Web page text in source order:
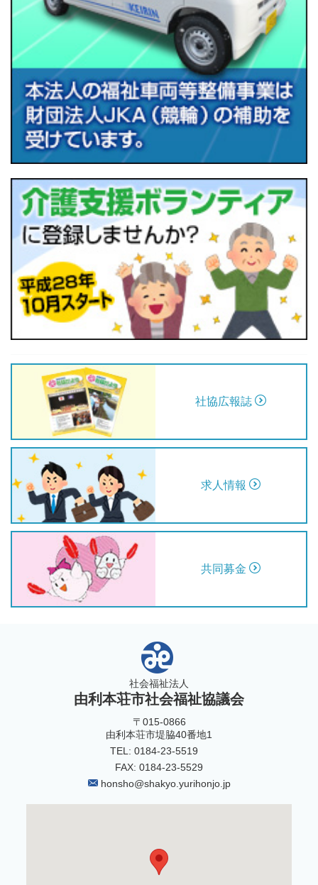
社協広報誌
求人情報
共同募金
社会福祉法人
由利本荘市社会福祉協議会
〒015-0866
由利本荘市堤脇40番地1
TEL: 0184-23-5519
FAX: 0184-23-5529
honsho@shakyo.yurihonjo.jp